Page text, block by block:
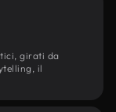
girati da
il